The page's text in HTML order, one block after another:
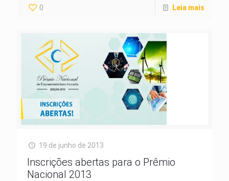
0 Leia mais
19 de junho de 2013
Inscrições abertas para o Prêmio
Nacional 2013